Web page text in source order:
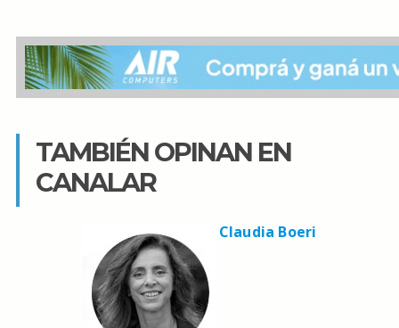
TAMBIÉN OPINAN EN
CANALAR
Claudia Boeri